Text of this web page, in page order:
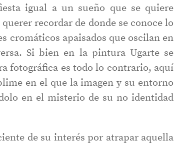
igual a un sueño que se quiere
recordar de donde se conoce lo
cromáticos apaisados que oscilan en
Si bien en la pintura Ugarte se
fotográfica es todo lo contrario, aquí
en el que la imagen y su entorno
en el misterio de su no identidad
de su interés por atrapar aquella